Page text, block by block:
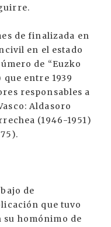
de finalizada en
en el estado
de “Euzko
que entre 1939
responsables a
Aldasoro
(1946-1951)
de
que tuvo
su homónimo de